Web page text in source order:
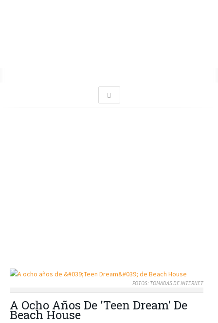
FOTOS: TOMADAS DE INTERNET
A Ocho Años De 'Teen Dream' De
Beach House